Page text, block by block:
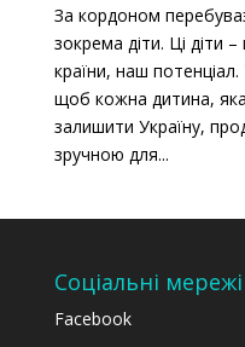
За кордоном перебуваэ
зокрема діти. Ці діти
країни, наш
щоб кожна дитина,
залишити Україну,
зручною для...
Соціальні мережі
Facebook